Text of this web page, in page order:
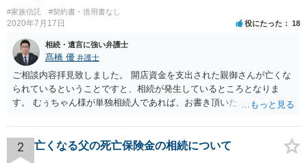
#家族信託 #契約書・借用書なし
2020年7月17日 役にたった 18
相続・遺言に強い弁護士
髙橋 優 弁護士
ご相談内容拝見致しました。 開店資金を支出された親御さんが亡くな
られているということですと、相続が発生しているところとなりま
す。 むぅちゃん様が単独相続人であれば、お書き頂いたような方法で
相続人おられるということであれば、他の相続人との協議が必要とな
るところです。 また、当該点とは別にご主人から貸付ではなく贈与で
あると主張される可能性がございます。 その場合には、貸付であるこ
2 亡くなる父の死亡保険金の相続について